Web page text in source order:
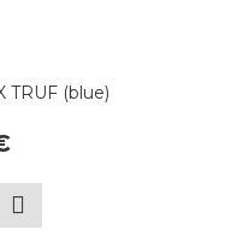
TRUF (blue)